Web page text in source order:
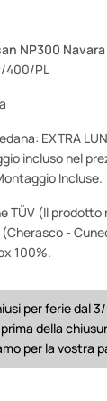
NP300 Navara
400/PL
EXTRA
incluso nel
Incluse.
TÜV (Il prodotto
-
100%.
per ferie dal
della
per la vostra